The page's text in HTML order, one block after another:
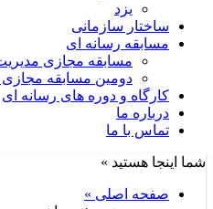
یزد
ساختار سازمانی
مسابقه رسانه ای
مسابقه مجازی
دومین مسابقه
کارگاه و دوره های رسانه ای
درباره ما
تماس با ما
شما اینجا هستید »
صفحه اصلی »